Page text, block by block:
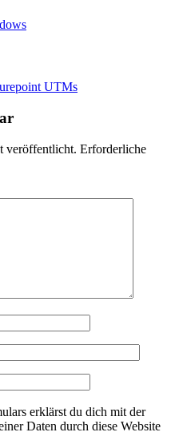
UTMs
veröffentlicht. Erforderliche
erklärst du dich mit der
Daten durch diese Website